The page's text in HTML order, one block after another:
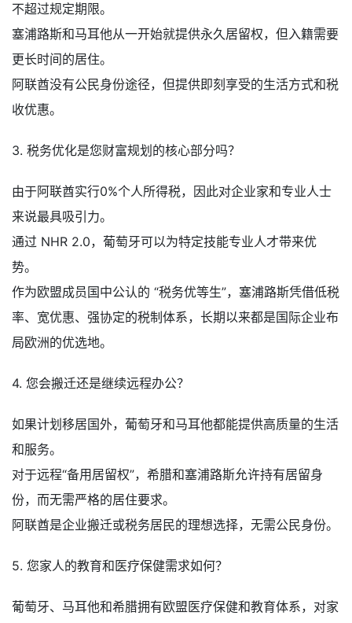
不超过规定期限。
塞浦路斯和马耳他从一开始就提供永久居留权，但入籍需要
更长时间的居住。
阿联酋没有公民身份途径，但提供即刻享受的生活方式和税
收优惠。
3. 税务优化是您财富规划的核心部分吗？
由于阿联酋实行0%个人所得税，因此对企业家和专业人士
来说最具吸引力。
通过 NHR 2.0，葡萄牙可以为特定技能专业人才带来优
势。
作为欧盟成员国中公认的 “税务优等生”，塞浦路斯凭借低税
率、宽优惠、强协定的税制体系，长期以来都是国际企业布
局欧洲的优选地。
4. 您会搬迁还是继续远程办公？
如果计划移居国外，葡萄牙和马耳他都能提供高质量的生活
和服务。
对于远程“备用居留权”，希腊和塞浦路斯允许持有居留身
份，而无需严格的居住要求。
阿联酋是企业搬迁或税务居民的理想选择，无需公民身份。
5. 您家人的教育和医疗保健需求如何？
葡萄牙、马耳他和希腊拥有欧盟医疗保健和教育体系，对家